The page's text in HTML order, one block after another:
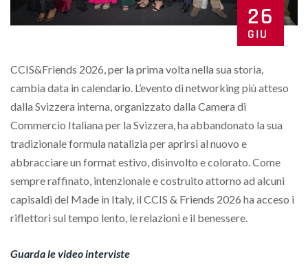
26
GIU
CCIS&Friends 2026, per la prima volta nella sua storia,
cambia data in calendario. L’evento di networking più atteso
dalla Svizzera interna, organizzato dalla Camera di
Commercio Italiana per la Svizzera, ha abbandonato la sua
tradizionale formula natalizia per aprirsi al nuovo e
abbracciare un format estivo, disinvolto e colorato. Come
sempre raffinato, intenzionale e costruito attorno ad alcuni
capisaldi del Made in Italy, il CCIS & Friends 2026 ha acceso i
riflettori sul tempo lento, le relazioni e il benessere.
Guarda le video interviste